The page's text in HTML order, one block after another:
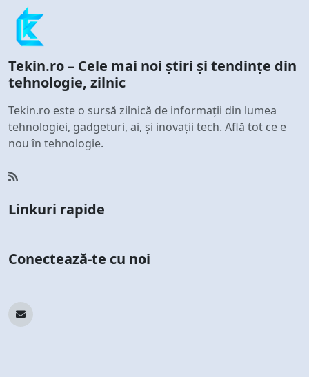
Tekin.ro – Cele mai noi știri și tendințe din
tehnologie, zilnic
Tekin.ro este o sursă zilnică de informații din lumea
tehnologiei, gadgeturi, ai, și inovații tech. Află tot ce e
nou în tehnologie.
Linkuri rapide
Conectează-te cu noi